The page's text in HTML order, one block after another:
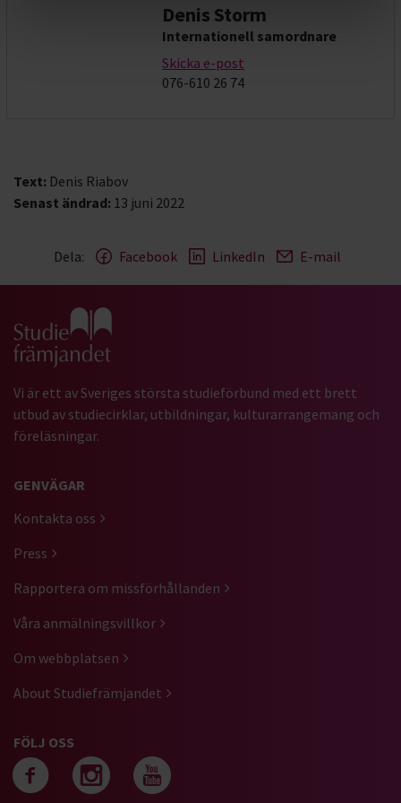
Denis Storm
Internationell samordnare
Skicka e-post
076-610 26 74
Text: Denis Riabov
Senast ändrad: 13 juni 2022
Dela: Facebook LinkedIn E-mail
Gå till studiefrämjandets startsida
Vi är ett av Sveriges största studieförbund med ett brett
utbud av studiecirklar, utbildningar, kulturarrangemang och
föreläsningar.
GENVÄGAR
Kontakta oss
Press
Rapportera om missförhållanden
Våra anmälningsvillkor
Om webbplatsen
About Studiefrämjandet
FÖLJ OSS